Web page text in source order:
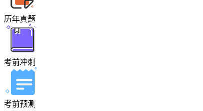
历年真题
考前冲刺
考前预测